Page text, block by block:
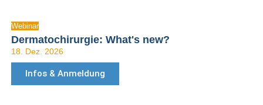
Webinar
Dermatochirurgie: What's new?
18. Dez. 2026
Infos & Anmeldung